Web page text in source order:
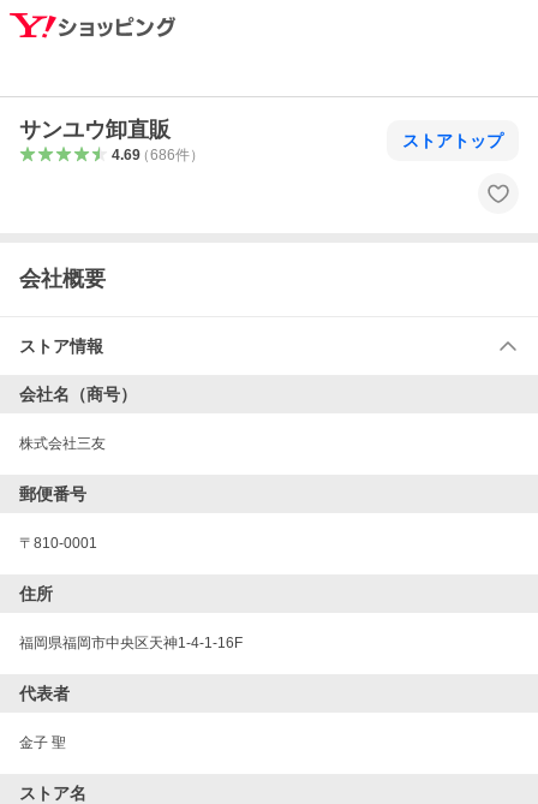
サンユウ卸直販
4.69（686件）
ストアトップ
会社概要
ストア情報
会社名（商号）
株式会社三友
郵便番号
〒 810-0001
住所
福岡県福岡市中央区天神1-4-1-16F
代表者
金子 聖
ストア名